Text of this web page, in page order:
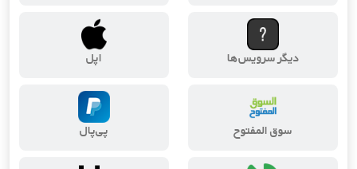
دیگر سرویس‌ها اپل
سوق المفتوح پی‌پال